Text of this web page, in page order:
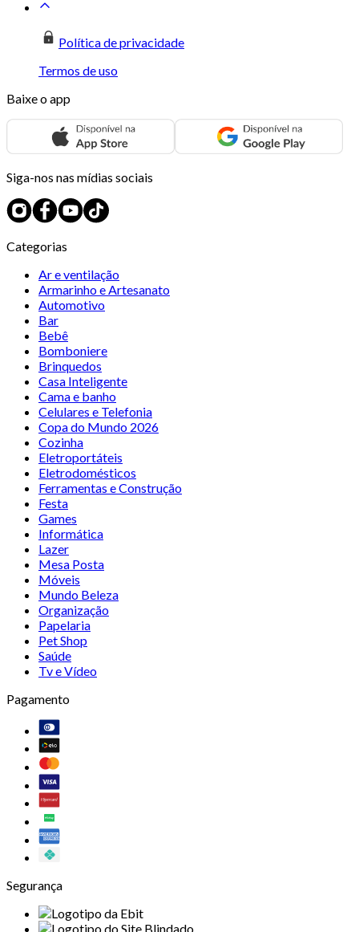
Política de privacidade
Termos de uso
Baixe o app
Siga-nos nas mídias sociais
Categorias
Ar e ventilação
Armarinho e Artesanato
Automotivo
Bar
Bebê
Bomboniere
Brinquedos
Casa Inteligente
Cama e banho
Celulares e Telefonia
Copa do Mundo 2026
Cozinha
Eletroportáteis
Eletrodomésticos
Ferramentas e Construção
Festa
Games
Informática
Lazer
Mesa Posta
Móveis
Mundo Beleza
Organização
Papelaria
Pet Shop
Saúde
Tv e Vídeo
Pagamento
Segurança